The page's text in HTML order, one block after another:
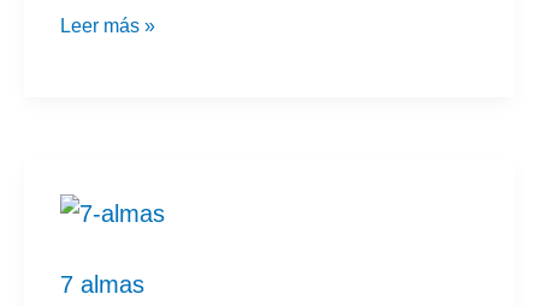
No
mal
Leer más »
7 almas